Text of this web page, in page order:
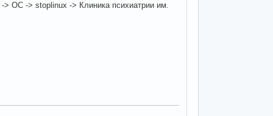
ОС -> stoplinux -> Клиника психиатрии им.